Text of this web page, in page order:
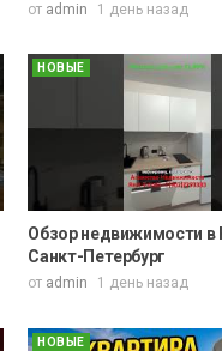
от admin 1 день назад
НОВЫЕ
Обзор недвижимости в
Санкт-Петербург
от admin 1 день назад
НОВЫЕ